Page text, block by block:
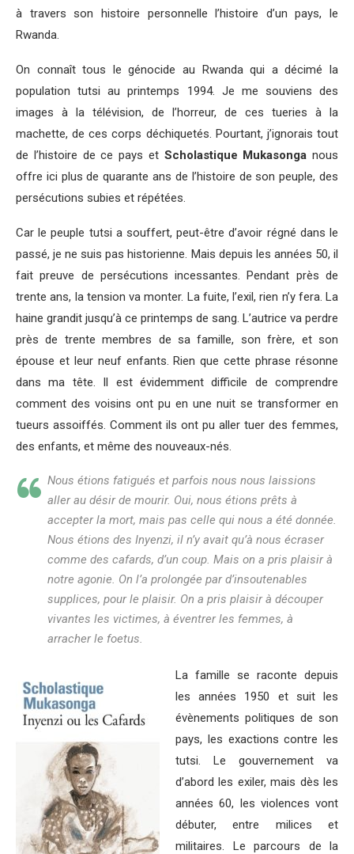
à travers son histoire personnelle l’histoire d’un pays, le
Rwanda.
On connaît tous le génocide au Rwanda qui a décimé la
population tutsi au printemps 1994. Je me souviens des
images à la télévision, de l’horreur, de ces tueries à la
machette, de ces corps déchiquetés. Pourtant, j’ignorais tout
de l’histoire de ce pays etScholastique Mukasonga nous
offre ici plus de quarante ans de l’histoire de son peuple, des
persécutions subies et répétées.
Car le peuple tutsi a souffert, peut-être d’avoir régné dans le
passé, je ne suis pas historienne. Mais depuis les années 50, il
fait preuve de persécutions incessantes. Pendant près de
trente ans, la tension va monter. La fuite, l’exil, rien n’y fera. La
haine grandit jusqu’à ce printemps de sang. L’autrice va perdre
près de trente membres de sa famille, son frère, et son
épouse et leur neuf enfants. Rien que cette phrase résonne
dans ma tête. Il est évidemment difficile de comprendre
comment des voisins ont pu en une nuit se transformer en
tueurs assoiffés. Comment ils ont pu aller tuer des femmes,
des enfants, et même des nouveaux-nés.
Nous étions fatigués et parfois nous nous laissions
aller au désir de mourir. Oui, nous étions prêts à
accepter la mort, mais pas celle qui nous a été donnée.
Nous étions des Inyenzi, il n’y avait qu’à nous écraser
comme des cafards, d’un coup. Mais on a pris plaisir à
notre agonie. On l’a prolongée par d’insoutenables
supplices, pour le plaisir. On a pris plaisir à découper
vivantes les victimes, à éventrer les femmes, à
arracher le foetus.
La famille se raconte depuis
les années 1950 et suit les
évènements politiques de son
pays, les exactions contre les
tutsi. Le gouvernement va
d’abord les exiler, mais dès les
années 60, les violences vont
débuter, entre milices et
militaires. Le parcours de la